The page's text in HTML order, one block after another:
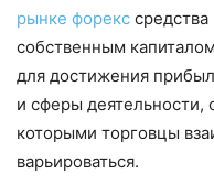
рынке форекс
собственным
для достижения
и сферы деятельности,
которыми торговцы
варьироваться.